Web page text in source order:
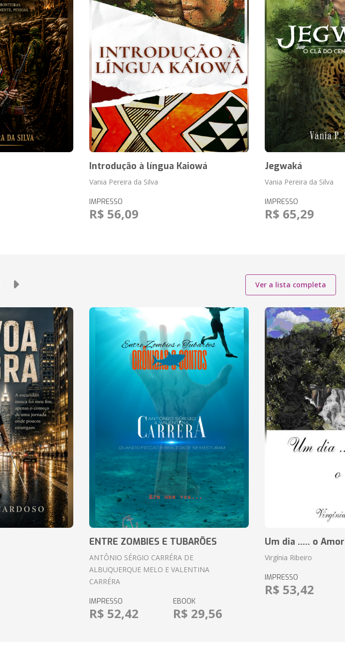
Introdução à língua Kaiowá
Vania Pereira da Silva
IMPRESSO
R$ 56,09
Jegwaká
Vania Pereira da Silva
IMPRESSO
R$ 65,29
Ver a lista completa
ENTRE ZOMBIES E TUBARÕES
ANTÔNIO SÉRGIO CARRÉRA DE
ALBUQUERQUE MELO E VALENTINA
CARRÉRA
IMPRESSO
R$ 52,42
EBOOK
R$ 29,56
Um dia ..... o Amor
Virgínia Ribeiro
IMPRESSO
R$ 53,42